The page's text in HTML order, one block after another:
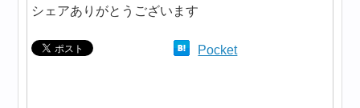
シェアありがとうございます
Pocket